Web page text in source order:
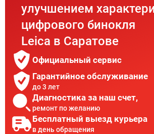
улучшением
цифрового бинокля
Leica в Саратове
Официальный сервис
Гарантийное обслуживание
до 3 лет
Диагностика за наш счет,
ремонт по желанию
Бесплатный выезд курьера
в день обращения